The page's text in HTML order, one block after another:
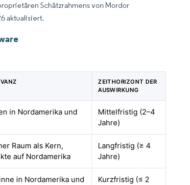
Schätzrahmens von Mordor
aktualisiert.
ZEITHORIZONT DER
AUSWIRKUNG
in Nordamerika und
Mittelfristig (2–4
Jahre)
Raum als Kern,
auf Nordamerika
Langfristig (≥ 4
Jahre)
in Nordamerika und
Kurzfristig (≤ 2